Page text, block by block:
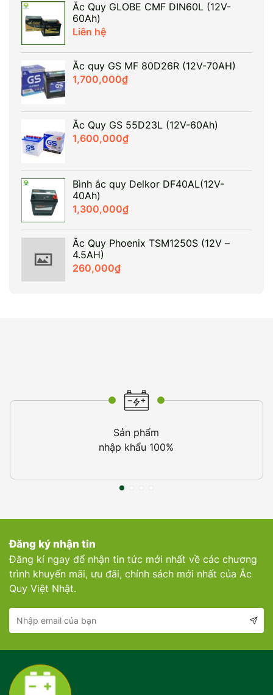
Ắc Quy GLOBE CMF DIN60L (12V-
60Ah)
Liên hệ
Ắc quy GS MF 80D26R (12V-70AH)
1,700,000₫
Ắc Quy GS 55D23L (12V-60Ah)
1,600,000₫
Bình ắc quy Delkor DF40AL(12V-
40Ah)
1,300,000₫
Ắc Quy Phoenix TSM1250S (12V –
4.5AH)
260,000₫
Sản phẩm
nhập khẩu 100%
Đăng ký nhận tin
Đăng kí ngay để nhận tin tức mới nhất về các chương
trình khuyến mãi, ưu đãi, chính sách mới nhất của Ắc
Quy Việt Nhật.